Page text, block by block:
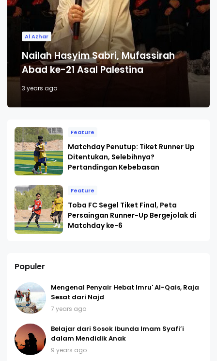
Al Azhar
Nailah Hasyim Sabri, Mufassirah
Abad ke-21 Asal Palestina
3 years ago
Feature
Matchday Penutup: Tiket Runner Up
Ditentukan, Selebihnya?
Pertandingan Kebebasan
Feature
Toba FC Segel Tiket Final, Peta
Persaingan Runner-Up Bergejolak di
Matchday ke-6
Populer
Mengenal Penyair Hebat Imru' Al-Qais, Raja
Sesat dari Najd
7 years ago
Belajar dari Sosok Ibunda Imam Syafi’i
dalam Mendidik Anak
9 years ago